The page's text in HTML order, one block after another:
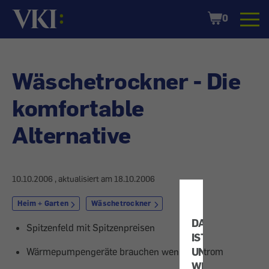
DATENSCHUTZ
IST
UNS
WICHTIG!
Startseite
Shopping
Cart
0
Wäschetrockner - Die
komfortable
Alternative
10.10.2006 , aktualisiert am 18.10.2006
Heim + Garten Wäschetrockner
Spitzenfeld mit Spitzenpreisen
Wärmepumpengeräte brauchen weniger Strom